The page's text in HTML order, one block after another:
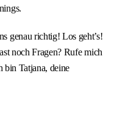
richtig! Los geht’s!
noch Fragen? Rufe mich
bin Tatjana, deine